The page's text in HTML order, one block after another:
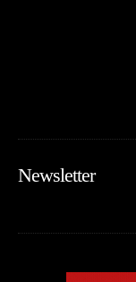
Newsletter